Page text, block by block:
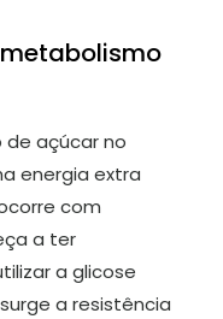
de açúcar no
energia extra
com
a ter
a glicose
a resistência